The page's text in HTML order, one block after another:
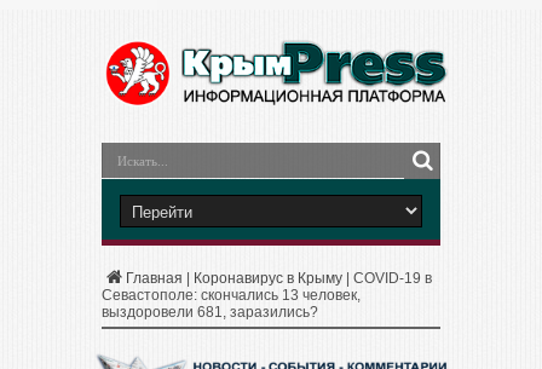
Главная Коронавирус в Крыму
COVID-19 в
Севастополе: скончались 13 человек,
выздоровели 681, заразились?